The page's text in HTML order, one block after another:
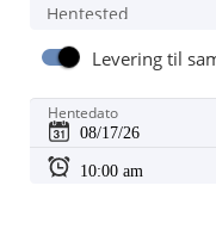
Hentested
Levering til
Hentedato